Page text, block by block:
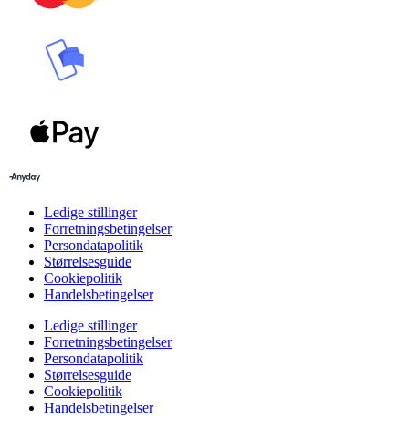
Ledige stillinger
Forretningsbetingelser
Persondatapolitik
Størrelsesguide
Cookiepolitik
Handelsbetingelser
Ledige stillinger
Forretningsbetingelser
Persondatapolitik
Størrelsesguide
Cookiepolitik
Handelsbetingelser